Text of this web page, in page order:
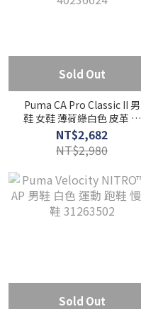
Sold Out
Puma CA Pro Classic II 男
鞋 女鞋 薄荷綠白色 皮革 厚
底 增高 運動 休閒鞋
40236624
NT$2,682
NT$2,980
Sold Out